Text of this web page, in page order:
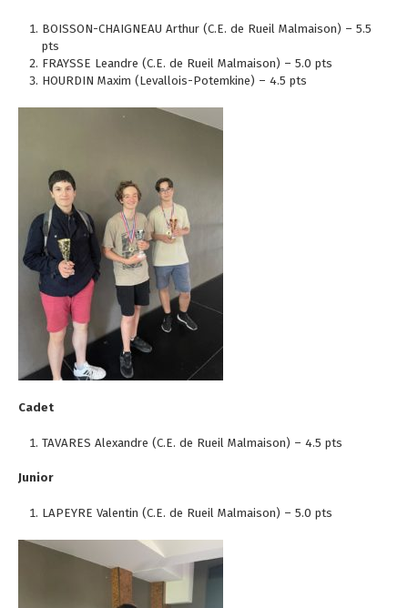
BOISSON-CHAIGNEAU Arthur (C.E. de Rueil Malmaison) – 5.5
pts
FRAYSSE Leandre (C.E. de Rueil Malmaison) – 5.0 pts
HOURDIN Maxim (Levallois-Potemkine) – 4.5 pts
Cadet
TAVARES Alexandre (C.E. de Rueil Malmaison) – 4.5 pts
Junior
LAPEYRE Valentin (C.E. de Rueil Malmaison) – 5.0 pts